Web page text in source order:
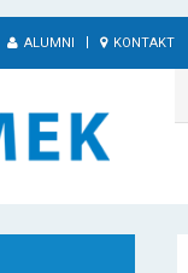
ALUMNI KONTAKT